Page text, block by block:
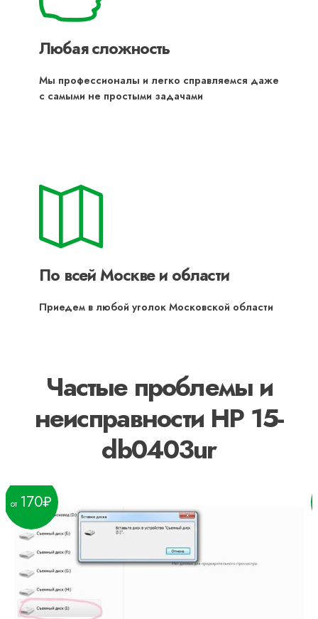
Любая сложность
Мы профессионалы и легко справляемся даже
с самыми не простыми задачами
По всей Москве и области
Приедем в любой уголок Московской области
Частые проблемы и
неисправности HP 15-
db0403ur
170